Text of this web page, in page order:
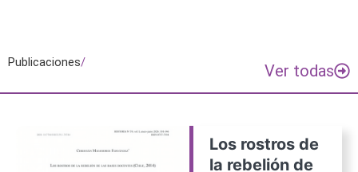
Publicaciones/ Ver todas
Los rostros de
la rebelión de